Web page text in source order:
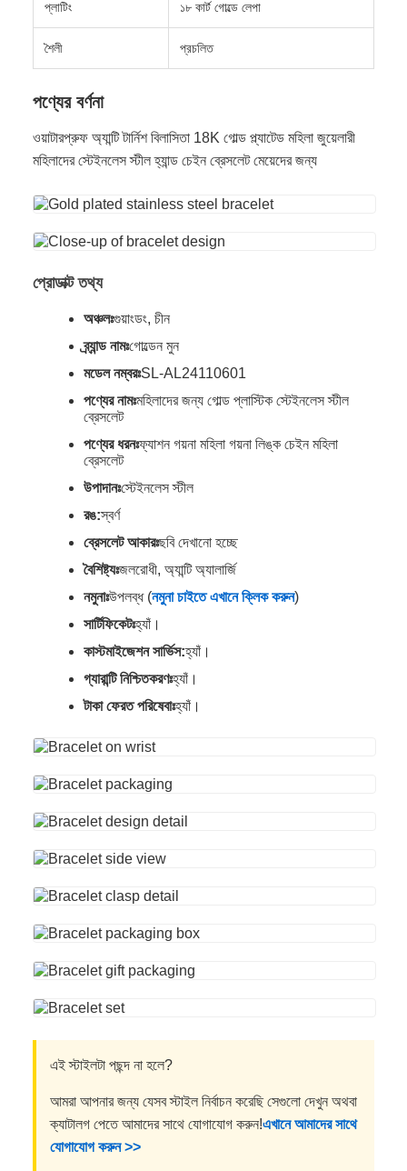
প্লাটিং ১৮ কার্ট গোল্ডে লেপা
শৈলী প্রচলিত
পণ্যের বর্ণনা
ওয়াটারপ্রুফ অ্যান্টি টার্নিশ বিলাসিতা 18K গোল্ড প্ল্যাটেড মহিলা জুয়েলারী
মহিলাদের স্টেইনলেস স্টীল হ্যান্ড চেইন ব্রেসলেট মেয়েদের জন্য
প্রোডাক্ট তথ্য
অঞ্চলঃগুয়াংডং, চীন
ব্র্যান্ড নামঃগোল্ডেন মুন
মডেল নম্বরঃSL-AL24110601
পণ্যের নামঃমহিলাদের জন্য গোল্ড প্লাস্টিক স্টেইনলেস স্টীল
ব্রেসলেট
পণ্যের ধরনঃফ্যাশন গয়না মহিলা গয়না লিঙ্ক চেইন মহিলা
ব্রেসলেট
উপাদানঃস্টেইনলেস স্টীল
রঙ:স্বর্ণ
ব্রেসলেট আকারঃছবি দেখানো হচ্ছে
বৈশিষ্ট্যঃজলরোধী, অ্যান্টি অ্যালার্জি
নমুনাঃউপলব্ধ (নমুনা চাইতে এখানে ক্লিক করুন)
সার্টিফিকেটঃহ্যাঁ।
কাস্টমাইজেশন সার্ভিস:হ্যাঁ।
গ্যারান্টি নিশ্চিতকরণঃহ্যাঁ।
টাকা ফেরত পরিষেবাঃহ্যাঁ।
এই স্টাইলটা পছন্দ না হলে?
আমরা আপনার জন্য যেসব স্টাইল নির্বাচন করেছি সেগুলো দেখুন অথবা
ক্যাটালগ পেতে আমাদের সাথে যোগাযোগ করুন!এখানে আমাদের সাথে
যোগাযোগ করুন >>